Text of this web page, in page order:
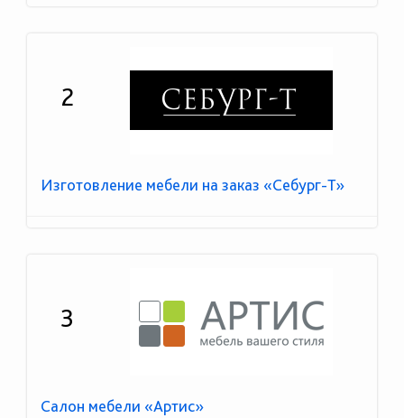
2
Изготовление мебели на заказ «Себург-Т»
3
Салон мебели «Артис»